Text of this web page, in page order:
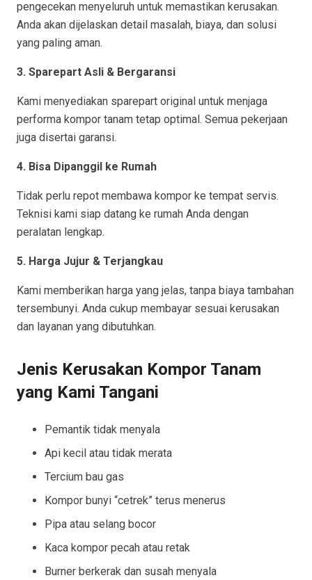
pengecekan menyeluruh untuk memastikan kerusakan.
Anda akan dijelaskan detail masalah, biaya, dan solusi
yang paling aman.
3. Sparepart Asli & Bergaransi
Kami menyediakan sparepart original untuk menjaga
performa kompor tanam tetap optimal. Semua pekerjaan
juga disertai garansi.
4. Bisa Dipanggil ke Rumah
Tidak perlu repot membawa kompor ke tempat servis.
Teknisi kami siap datang ke rumah Anda dengan
peralatan lengkap.
5. Harga Jujur & Terjangkau
Kami memberikan harga yang jelas, tanpa biaya tambahan
tersembunyi. Anda cukup membayar sesuai kerusakan
dan layanan yang dibutuhkan.
Jenis Kerusakan Kompor Tanam
yang Kami Tangani
Pemantik tidak menyala
Api kecil atau tidak merata
Tercium bau gas
Kompor bunyi “cetrek” terus menerus
Pipa atau selang bocor
Kaca kompor pecah atau retak
Burner berkerak dan susah menyala